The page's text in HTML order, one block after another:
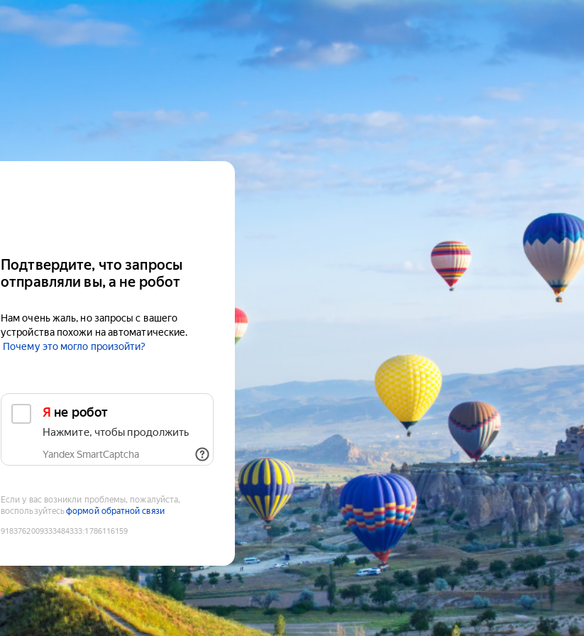
Подтвердите, что запросы
отправляли вы, а не робот
Нам очень жаль, но запросы с вашего
устройства похожи на автоматические.
Почему это могло произойти?
Я не робот
Нажмите, чтобы продолжить
Yandex SmartCaptcha
Если у вас возникли проблемы, пожалуйста,
воспользуйтесьформой обратной связи
9183762009333484333:1786116159